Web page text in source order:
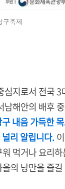
구축제
지로서 전국
해안의 배후
내음 가득한
리 알립니다.
먹거나 요리
의 낭만을 즐